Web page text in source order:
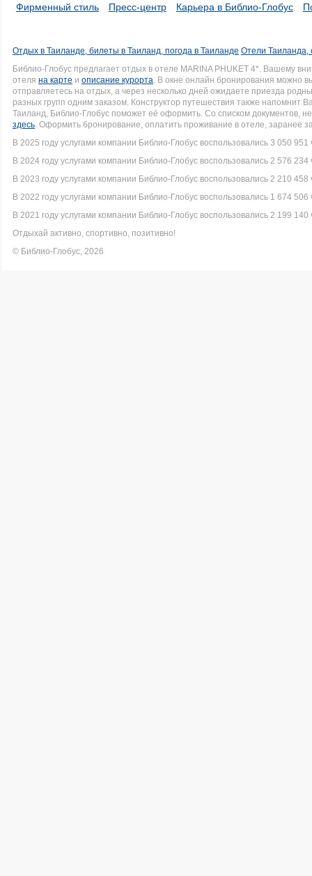
Фирменный стиль Пресс-центр Карьера в Библио-Глобус
Отдых в Таиланде, билеты в Таиланд, погода в Таиланде Отели Таиланда,
Библио-Глобус предлагает отдых в отеле MARINA PHUKET 4*. Вашему
отеля на карте и описание курорта. В окне онлайн бронирования можно
отправляетесь на отдых, а через несколько дней ожидаете приезда
разных групп одним заказом. Конструктор путешествия также напомнит
Таиланд, Библио-Глобус поможет её оформить. Со списком
здесь. Оформить бронирование, оплатить проживание в отеле, заранее
В 2025 году услугами компании Библио-Глобус воспользовались 3 050 951
В 2024 году услугами компании Библио-Глобус воспользовались 2 576 234
В 2023 году услугами компании Библио-Глобус воспользовались 2 210 458
В 2022 году услугами компании Библио-Глобус воспользовались 1 674 506
В 2021 году услугами компании Библио-Глобус воспользовались 2 199 140
Отдыхай активно, спортивно, позитивно!
© Библио-Глобус, 2026